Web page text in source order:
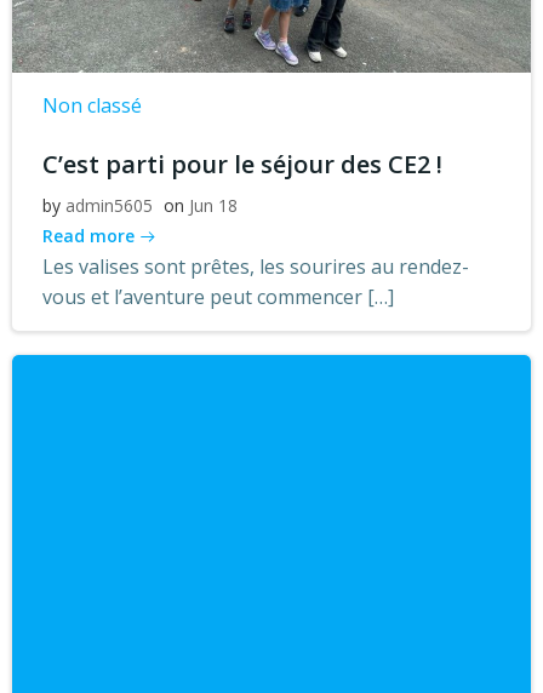
Non classé
C’est parti pour le séjour des CE2 !
by admin5605 on Jun 18
Read more
Les valises sont prêtes, les sourires au rendez-
vous et l’aventure peut commencer […]